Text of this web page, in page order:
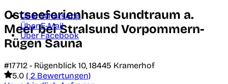
Über WhatsApp
Über E-Mail
Über Facebook
Ostseeferienhaus Sundtraum a.
Meer bei Stralsund Vorpommern-
Rügen Sauna
#17712 - Rügenblick 10, 18445 Kramerhof
5.0 ( 2 Bewertungen)